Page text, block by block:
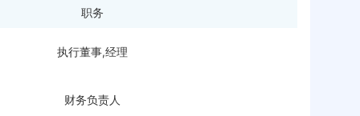
职务
执行董事,经理
财务负责人